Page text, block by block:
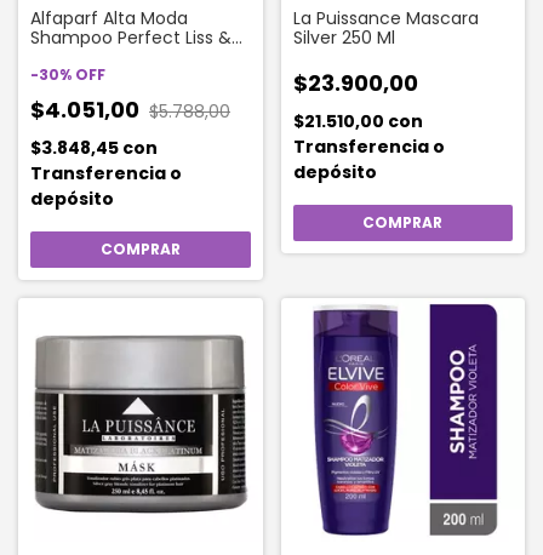
Alfaparf Alta Moda
Shampoo Perfect Liss &
-30% OFF
$4.051,00 $5.788,00
$3.848,45 con
Transferencia o
depósito
La Puissance Mascara
Silver 250 Ml
$23.900,00
$21.510,00 con
Transferencia o
depósito